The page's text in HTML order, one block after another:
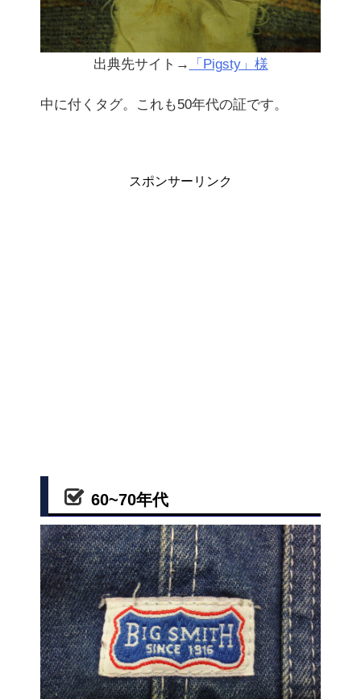
出典先サイト→ 「Pigsty」様
中に付くタグ。これも50年代の証です。
スポンサーリンク
60~70年代